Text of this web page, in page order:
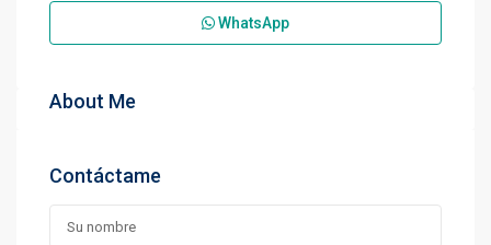
WhatsApp
About Me
Contáctame